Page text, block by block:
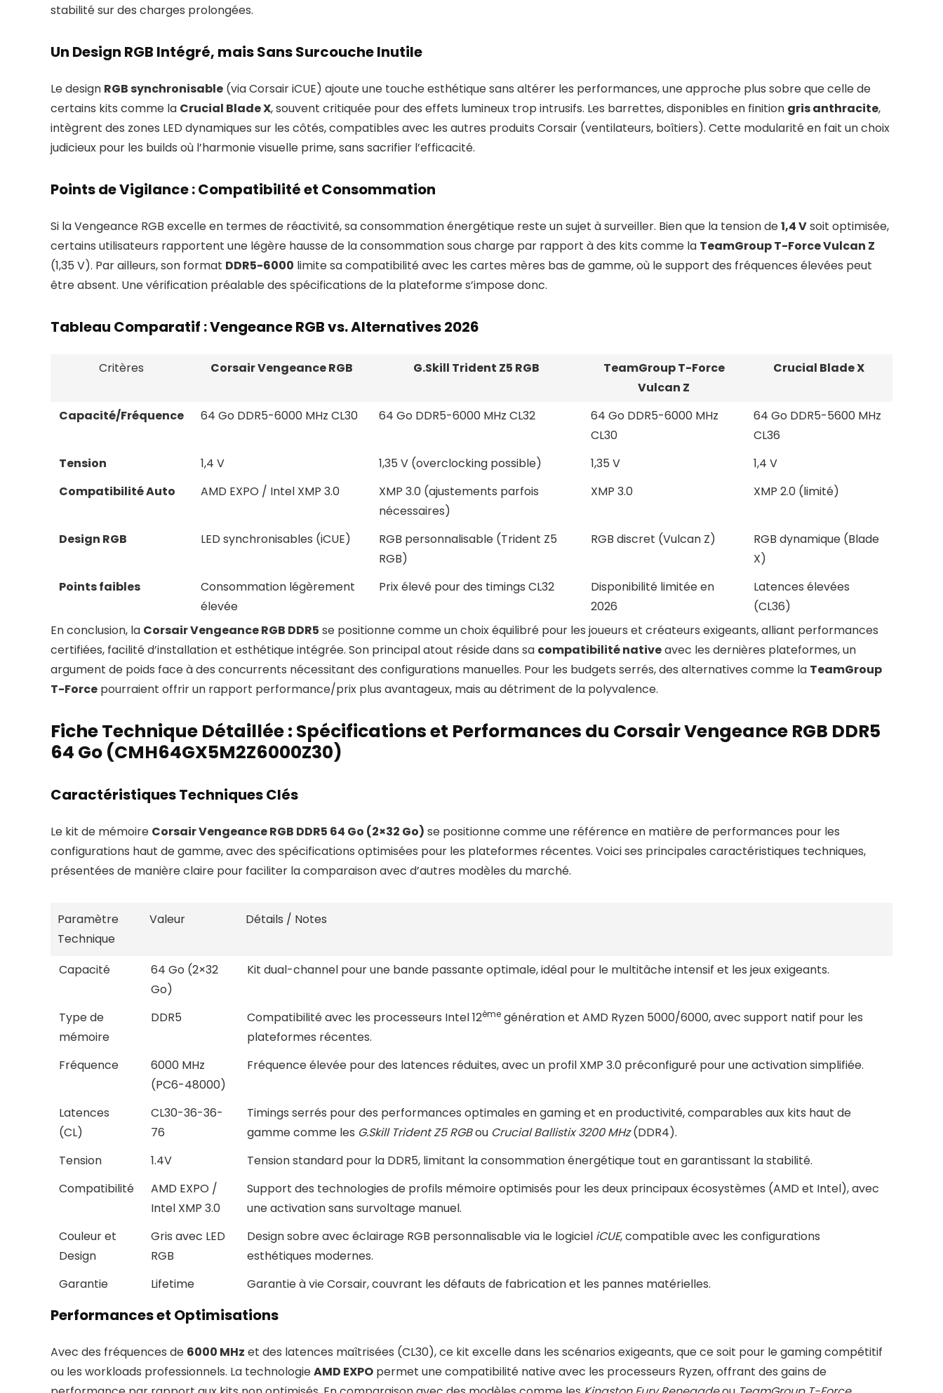
stabilité sur des charges prolongées.
Un Design RGB Intégré, mais Sans Surcouche Inutile
Le design RGB synchronisable (via Corsair iCUE) ajoute une touche esthétique sans altérer les performances, une approche plus sobre que celle de
certains kits comme la Crucial Blade X, souvent critiquée pour des effets lumineux trop intrusifs. Les barrettes, disponibles en finition gris anthracite,
intègrent des zones LED dynamiques sur les côtés, compatibles avec les autres produits Corsair (ventilateurs, boîtiers). Cette modularité en fait un choix
judicieux pour les builds où l’harmonie visuelle prime, sans sacrifier l’efficacité.
Points de Vigilance : Compatibilité et Consommation
Si la Vengeance RGB excelle en termes de réactivité, sa consommation énergétique reste un sujet à surveiller. Bien que la tension de1,4 Vsoit optimisée,
certains utilisateurs rapportent une légère hausse de la consommation sous charge par rapport à des kits comme la TeamGroup T-Force Vulcan Z
(1,35 V). Par ailleurs, son format DDR5-6000 limite sa compatibilité avec les cartes mères bas de gamme, où le support des fréquences élevées peut
être absent. Une vérification préalable des spécifications de la plateforme s’impose donc.
Tableau Comparatif : Vengeance RGB vs. Alternatives 2026
Critères Corsair Vengeance RGB G.Skill Trident Z5 RGB
TeamGroup T-Force
Vulcan Z
Crucial Blade X
Capacité/Fréquence 64 Go DDR5-6000 MHz CL30 64 Go DDR5-6000 MHz CL32
64 Go DDR5-6000 MHz
CL30
64 Go DDR5-5600 MHz
CL36
Tension
1,4 V 1,35 V (overclocking possible) 1,35 V
1,4 V
Compatibilité Auto
AMD EXPO / Intel XMP 3.0
XMP 3.0 (ajustements parfois
nécessaires)
XMP 3.0 XMP 2.0 (limité)
Design RGB LED synchronisables (iCUE)
RGB personnalisable (Trident Z5
RGB)
RGB discret (Vulcan Z)
RGB dynamique (Blade
X)
Points faibles
Consommation légèrement
élevée
Prix élevé pour des timings CL32
Disponibilité limitée en
2026
Latences élevées
(CL36)
En conclusion, la Corsair Vengeance RGB DDR5 se positionne comme un choix équilibré pour les joueurs et créateurs exigeants, alliant performances
certifiées, facilité d’installation et esthétique intégrée. Son principal atout réside dans sa compatibilité nativeavec les dernières plateformes, un
argument de poids face à des concurrents nécessitant des configurations manuelles. Pour les budgets serrés, des alternatives comme la TeamGroup
T-Force pourraient offrir un rapport performance/prix plus avantageux, mais au détriment de la polyvalence.
Fiche Technique Détaillée : Spécifications et Performances du Corsair Vengeance RGB DDR5
64 Go (CMH64GX5M2Z6000Z30)
Caractéristiques Techniques Clés
Le kit de mémoire Corsair Vengeance RGB DDR5 64 Go (2×32 Go) se positionne comme une référence en matière de performances pour les
configurations haut de gamme, avec des spécifications optimisées pour les plateformes récentes. Voici ses principales caractéristiques techniques,
présentées de manière claire pour faciliter la comparaison avec d’autres modèles du marché.
Paramètre
Technique
Valeur Détails / Notes
Capacité
64 Go (2×32
Go)
Kit dual-channel pour une bande passante optimale, idéal pour le multitâche intensif et les jeux exigeants.
Type de
mémoire
DDR5 Compatibilité avec les processeurs Intel 12ème génération et AMD Ryzen 5000/6000, avec support natif pour les
plateformes récentes.
Fréquence
6000 MHz
(PC6-48000)
Fréquence élevée pour des latences réduites, avec un profil XMP 3.0 préconfiguré pour une activation simplifiée.
Latences
(CL)
CL30-36-36-
76
Timings serrés pour des performances optimales en gaming et en productivité, comparables aux kits haut de
gamme comme les G.Skill Trident Z5 RGBou Crucial Ballistix 3200 MHz(DDR4).
Tension
1.4V
Tension standard pour la DDR5, limitant la consommation énergétique tout en garantissant la stabilité.
Compatibilité
AMD EXPO /
Intel XMP 3.0
Support des technologies de profils mémoire optimisés pour les deux principaux écosystèmes (AMD et Intel), avec
une activation sans survoltage manuel.
Couleur et
Design
Gris avec LED
RGB
Design sobre avec éclairage RGB personnalisable via le logiciel iCUE, compatible avec les configurations
esthétiques modernes.
Garantie
Lifetime Garantie à vie Corsair, couvrant les défauts de fabrication et les pannes matérielles.
Performances et Optimisations
Avec des fréquences de 6000 MHz et des latences maîtrisées (CL30), ce kit excelle dans les scénarios exigeants, que ce soit pour le gaming compétitif
ou les workloads professionnels. La technologieAMD EXPO permet une compatibilité native avec les processeurs Ryzen, offrant des gains de